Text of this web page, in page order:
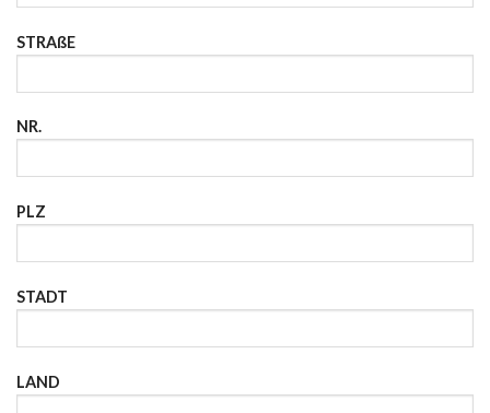
STRAßE
NR.
PLZ
STADT
LAND